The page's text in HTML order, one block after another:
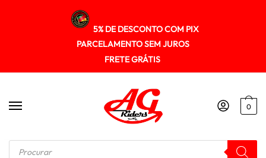
5% DE DESCONTO COM PIX
PARCELAMENTO SEM JUROS
FRETE GRÁTIS
0
Início / RISER GUIDÃO Riser Adaptador Guidao Lander250 2007 A 2018 Spta271 Scam